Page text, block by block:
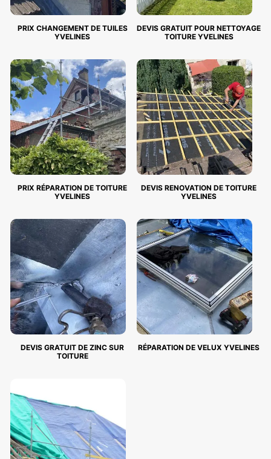
PRIX CHANGEMENT DE TUILES
YVELINES
DEVIS GRATUIT POUR NETTOYAGE
TOITURE YVELINES
PRIX RÉPARATION DE TOITURE
YVELINES
DEVIS RENOVATION DE TOITURE
YVELINES
DEVIS GRATUIT DE ZINC SUR
TOITURE
RÉPARATION DE VELUX YVELINES